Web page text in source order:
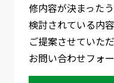
修内容が決まった
検討されている内
ご提案させていた
お問い合わせフォ